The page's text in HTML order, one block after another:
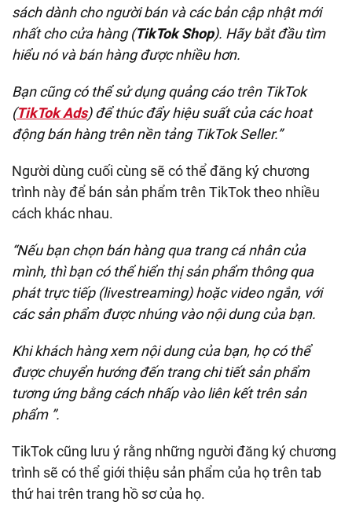
sách dành cho người bán và các bản cập nhật mới
nhất cho cửa hàng (TikTok Shop). Hãy bắt đầu tìm
hiểu nó và bán hàng được nhiều hơn.
Bạn cũng có thể sử dụng quảng cáo trên TikTok
(TikTok Ads) để thúc đẩy hiệu suất của các hoat
động bán hàng trên nền tảng TikTok Seller.”
Người dùng cuối cùng sẽ có thể đăng ký chương
trình này để bán sản phẩm trên TikTok theo nhiều
cách khác nhau.
“Nếu bạn chọn bán hàng qua trang cá nhân của
mình, thì bạn có thể hiển thị sản phẩm thông qua
phát trực tiếp (livestreaming) hoặc video ngắn, với
các sản phẩm được nhúng vào nội dung của bạn.
Khi khách hàng xem nội dung của bạn, họ có thể
được chuyển hướng đến trang chi tiết sản phẩm
tương ứng bằng cách nhấp vào liên kết trên sản
phẩm ”.
TikTok cũng lưu ý rằng những người đăng ký chương
trình sẽ có thể giới thiệu sản phẩm của họ trên tab
thứ hai trên trang hồ sơ của họ.